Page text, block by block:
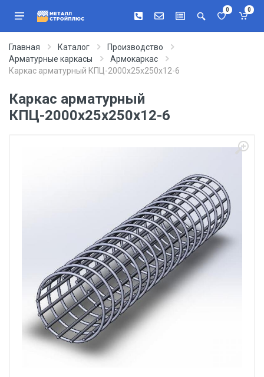
0 0
Главная Каталог
Производство
Арматурные каркасы
Армокаркас
Каркас арматурный КПЦ-2000х25х250х12-6
Каркас арматурный
КПЦ-2000х25х250х12-6